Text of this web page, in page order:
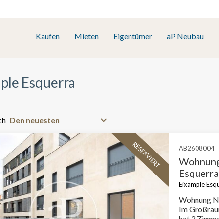
Kaufen Mieten Eigentümer aP Neubau
Esquerra
RESERVIERT AB2608004
Eixample
Wohnung
Im Großraum